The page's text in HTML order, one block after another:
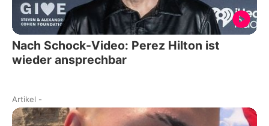
Nach Schock-Video: Perez Hilton ist
wieder ansprechbar
Artikel -